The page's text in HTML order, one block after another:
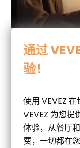
通过
验！
使用 VEVEZ
VEVEZ 为您提
体验，从餐厅
费，一切都在